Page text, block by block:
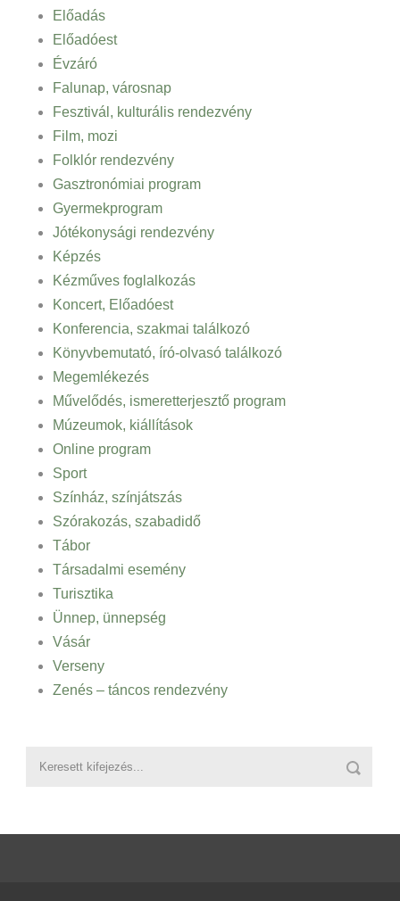
Előadás
Előadóest
Évzáró
Falunap, városnap
Fesztivál, kulturális rendezvény
Film, mozi
Folklór rendezvény
Gasztronómiai program
Gyermekprogram
Jótékonysági rendezvény
Képzés
Kézműves foglalkozás
Koncert, Előadóest
Konferencia, szakmai találkozó
Könyvbemutató, író-olvasó találkozó
Megemlékezés
Művelődés, ismeretterjesztő program
Múzeumok, kiállítások
Online program
Sport
Színház, színjátszás
Szórakozás, szabadidő
Tábor
Társadalmi esemény
Turisztika
Ünnep, ünnepség
Vásár
Verseny
Zenés – táncos rendezvény